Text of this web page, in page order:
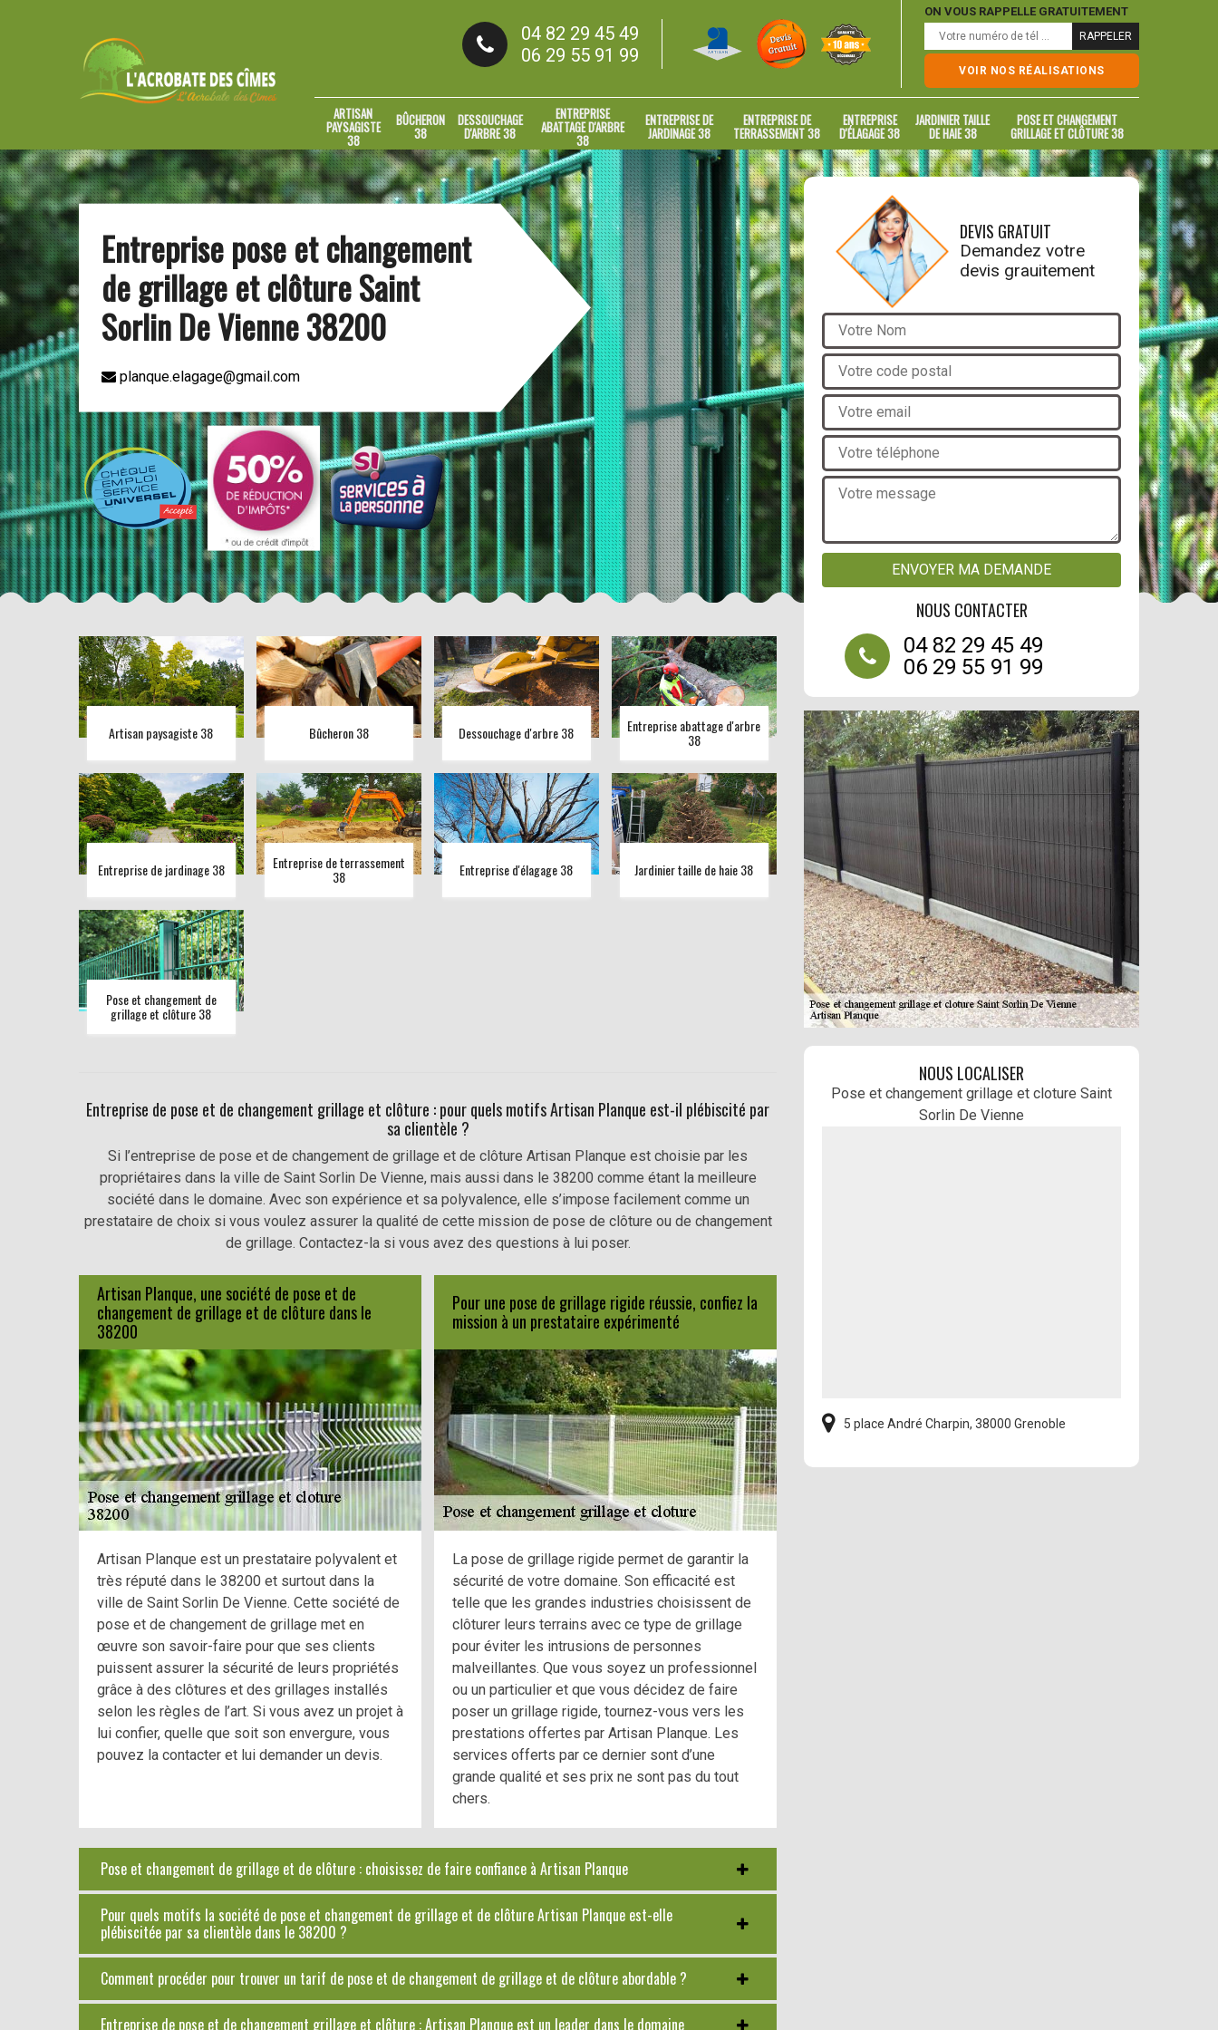
04 82 29 45 49
06 29 55 91 99
ON VOUS RAPPELLE GRATUITEMENT
VOIR NOS RÉALISATIONS
ARTISAN
PAYSAGISTE
38
BÛCHERON
38
DESSOUCHAGE
D'ARBRE 38
ENTREPRISE
ABATTAGE D'ARBRE
38
ENTREPRISE DE
JARDINAGE 38
ENTREPRISE DE
TERRASSEMENT 38
ENTREPRISE
D'ÉLAGAGE 38
JARDINIER TAILLE
DE HAIE 38
POSE ET CHANGEMENT
GRILLAGE ET CLÔTURE 38
Entreprise pose et changement
de grillage et clôture Saint
Sorlin De Vienne 38200
planque.elagage@gmail.com
Artisan paysagiste 38 Bûcheron 38 Dessouchage d'arbre 38 Entreprise abattage d'arbre
38
Entreprise de jardinage 38 Entreprise de terrassement
38 Entreprise d'élagage 38 Jardinier taille de haie 38
Pose et changement de
grillage et clôture 38
Entreprise de pose et de changement grillage et clôture : pour quels motifs Artisan Planque est-il plébiscité par
sa clientèle ?
Si l’entreprise de pose et de changement de grillage et de clôture Artisan Planque est choisie par les
propriétaires dans la ville de Saint Sorlin De Vienne, mais aussi dans le 38200 comme étant la meilleure
société dans le domaine. Avec son expérience et sa polyvalence, elle s’impose facilement comme un
prestataire de choix si vous voulez assurer la qualité de cette mission de pose de clôture ou de changement
de grillage. Contactez-la si vous avez des questions à lui poser.
Artisan Planque, une société de pose et de
changement de grillage et de clôture dans le
38200
Artisan Planque est un prestataire polyvalent et
très réputé dans le 38200 et surtout dans la
ville de Saint Sorlin De Vienne. Cette société de
pose et de changement de grillage met en
œuvre son savoir-faire pour que ses clients
puissent assurer la sécurité de leurs propriétés
grâce à des clôtures et des grillages installés
selon les règles de l’art. Si vous avez un projet à
lui confier, quelle que soit son envergure, vous
pouvez la contacter et lui demander un devis.
Pour une pose de grillage rigide réussie, confiez la
mission à un prestataire expérimenté
La pose de grillage rigide permet de garantir la
sécurité de votre domaine. Son efficacité est
telle que les grandes industries choisissent de
clôturer leurs terrains avec ce type de grillage
pour éviter les intrusions de personnes
malveillantes. Que vous soyez un professionnel
ou un particulier et que vous décidez de faire
poser un grillage rigide, tournez-vous vers les
prestations offertes par Artisan Planque. Les
services offerts par ce dernier sont d’une
grande qualité et ses prix ne sont pas du tout
chers.
Pose et changement de grillage et de clôture : choisissez de faire confiance à Artisan Planque
Pour quels motifs la société de pose et changement de grillage et de clôture Artisan Planque est-elle
plébiscitée par sa clientèle dans le 38200 ?
Comment procéder pour trouver un tarif de pose et de changement de grillage et de clôture abordable ?
Entreprise de pose et de changement grillage et clôture : Artisan Planque est un leader dans le domaine
DEVIS GRATUIT
Demandez votre
devis grauitement
NOUS CONTACTER
04 82 29 45 49
06 29 55 91 99
NOUS LOCALISER
Pose et changement grillage et cloture Saint
Sorlin De Vienne
5 place André Charpin, 38000 Grenoble